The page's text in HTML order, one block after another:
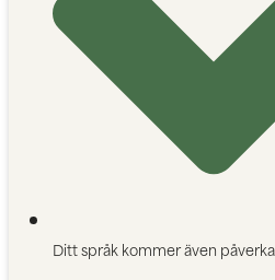
Ditt språk kommer även